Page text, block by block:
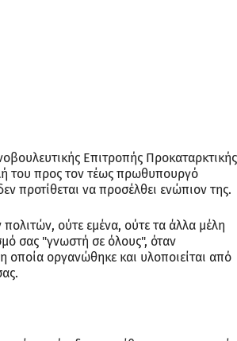
Επιτροπής Προκαταρκτικής
του προς τον τέως πρωθυπουργό
προτίθεται να προσέλθει ενώπιον της.
ούτε εμένα, ούτε τα άλλα μέλη
σας "γνωστή σε όλους", όταν
οργανώθηκε και υλοποιείται από